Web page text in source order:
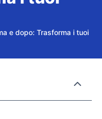
e dopo: Trasforma i tuoi